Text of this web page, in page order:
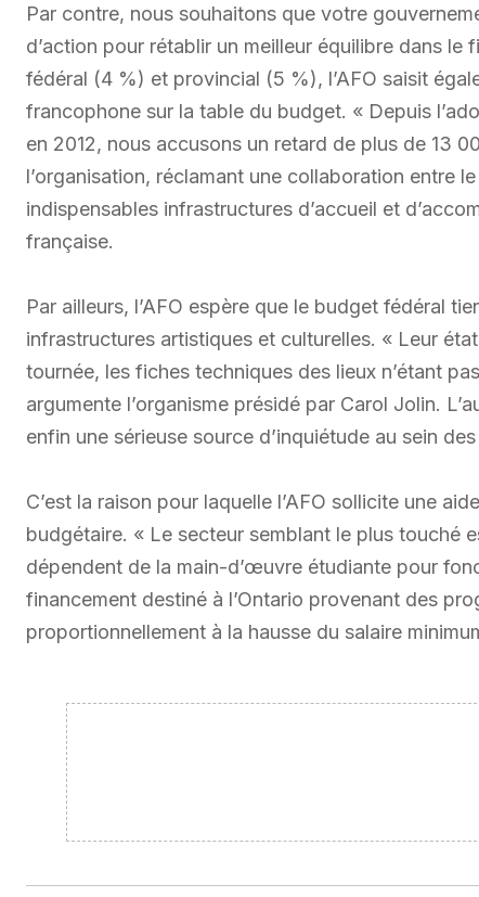
Par contre, nous souhaitons que votre
d’action pour rétablir un meilleur équilibre dans
fédéral (4 %) et provincial (5 %), l’AFO saisit
francophone sur la table du budget. « Depuis
en 2012, nous accusons un retard de plus de 13
l’organisation, réclamant une collaboration entre
indispensables infrastructures d’accueil et
française.
Par ailleurs, l’AFO espère que le budget fédéral
infrastructures artistiques et culturelles. « Leur
tournée, les fiches techniques des lieux n’étant
argumente l’organisme présidé par Carol Jolin.
enfin une sérieuse source d’inquiétude au sein
C’est la raison pour laquelle l’AFO sollicite une
budgétaire. « Le secteur semblant le plus touché
dépendent de la main-d’œuvre étudiante pour
financement destiné à l’Ontario provenant des
proportionnellement à la hausse du salaire